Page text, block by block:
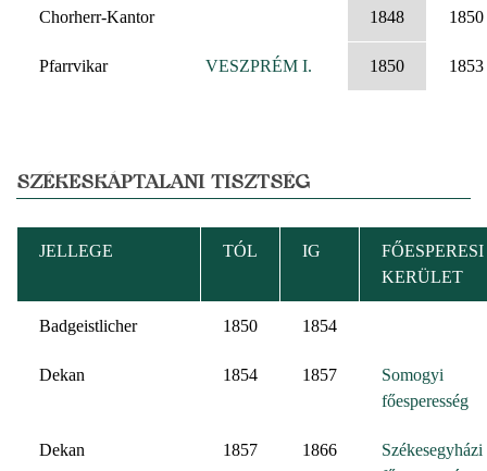
Chorherr-Kantor 1848 1850
Pfarrvikar VESZPRÉM I. 1850 1853
SZÉKESKÁPTALANI TISZTSÉG
JELLEGE TÓL IG
FŐESPERESI
KERÜLET
Badgeistlicher 1850 1854
Dekan 1854 1857
Somogyi
főesperesség
Dekan 1857 1866
Székesegyházi